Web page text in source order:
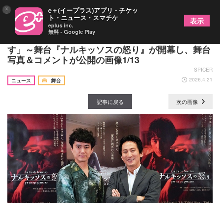
成河「試行錯誤し続け、1年間準備して今に至りま
す」～舞台『ナルキッソスの怒り』が開幕し、舞台
写真＆コメントが公開の画像1/13
SPICER
ニュース
舞台 2026.4.21
記事に戻る 次の画像
× e＋(イープラス)アプリ - チケッ
ト・ニュース・スマチケ
eplus inc.
無料 - Google Play
表示